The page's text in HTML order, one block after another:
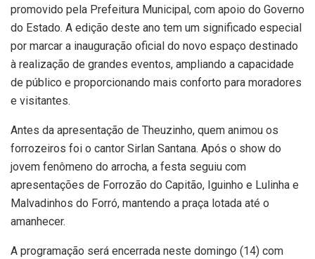
promovido pela Prefeitura Municipal, com apoio do Governo
do Estado. A edição deste ano tem um significado especial
por marcar a inauguração oficial do novo espaço destinado
à realização de grandes eventos, ampliando a capacidade
de público e proporcionando mais conforto para moradores
e visitantes.
Antes da apresentação de Theuzinho, quem animou os
forrozeiros foi o cantor Sirlan Santana. Após o show do
jovem fenômeno do arrocha, a festa seguiu com
apresentações de Forrozão do Capitão, Iguinho e Lulinha e
Malvadinhos do Forró, mantendo a praça lotada até o
amanhecer.
A programação será encerrada neste domingo (14) com